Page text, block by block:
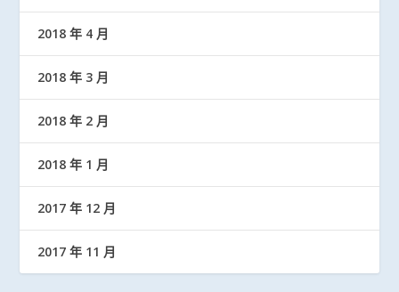
2018 年 4 月
2018 年 3 月
2018 年 2 月
2018 年 1 月
2017 年 12 月
2017 年 11 月